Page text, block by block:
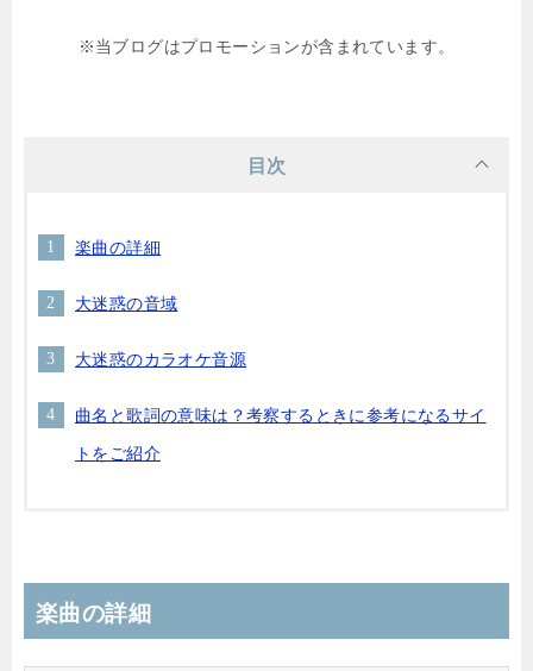
※当ブログはプロモーションが含まれています。
目次
楽曲の詳細
大迷惑の音域
大迷惑のカラオケ音源
曲名と歌詞の意味は？考察するときに参考になるサイ
トをご紹介
楽曲の詳細